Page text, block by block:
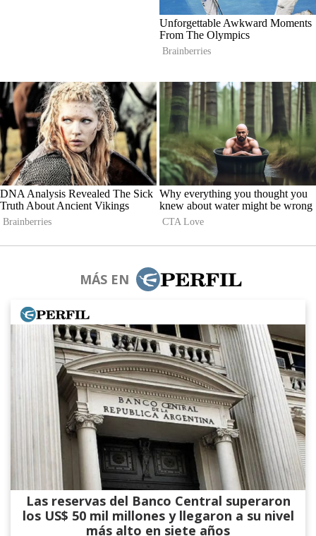
MÁS EN
Las reservas del Banco Central superaron
los US$ 50 mil millones y llegaron a su nivel
más alto en siete años